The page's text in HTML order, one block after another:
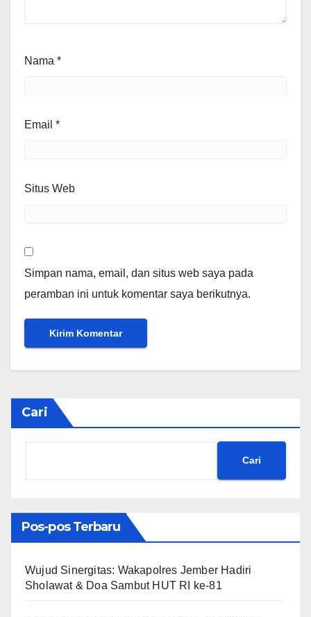
Nama *
Email *
Situs Web
Simpan nama, email, dan situs web saya pada
peramban ini untuk komentar saya berikutnya.
Cari
Cari
Pos-pos Terbaru
Wujud Sinergitas: Wakapolres Jember Hadiri
Sholawat & Doa Sambut HUT RI ke-81